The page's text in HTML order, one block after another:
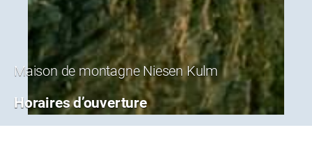
Maison de montagne Niesen Kulm
Horaires d’ouverture